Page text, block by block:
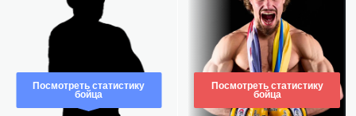
Посмотреть статистику
бойца
Посмотреть статистику
бойца